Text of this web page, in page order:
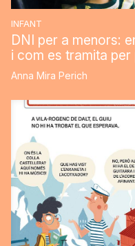
INFANT
DNI per a menors:
i com es tramita
Anna Mira Perich